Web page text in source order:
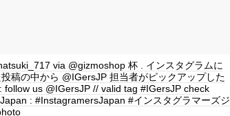
via @gizmoshop 杯 . インスタグラムに
稿の中から @IGersJP 担当者がピックアップした
follow us @IGersJP // valid tag #IGersJP check
: #InstagramersJapan #インスタグラマーズジ